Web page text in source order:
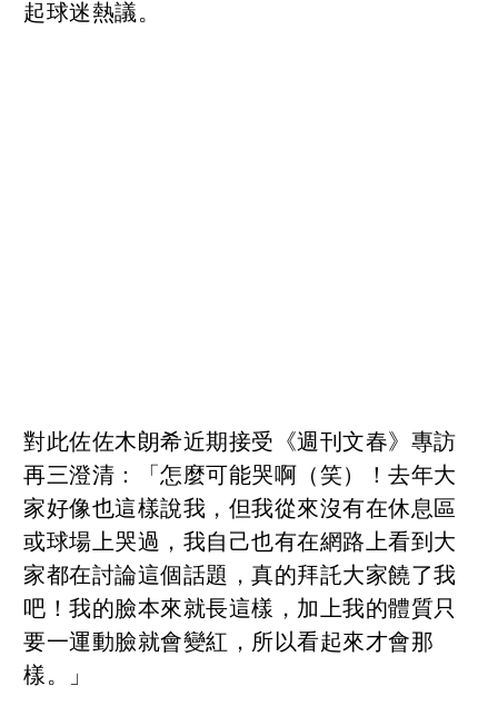
起球迷熱議。
對此佐佐木朗希近期接受《週刊文春》專訪
再三澄清：「怎麼可能哭啊（笑）！去年大
家好像也這樣說我，但我從來沒有在休息區
或球場上哭過，我自己也有在網路上看到大
家都在討論這個話題，真的拜託大家饒了我
吧！我的臉本來就長這樣，加上我的體質只
要一運動臉就會變紅，所以看起來才會那
樣。」